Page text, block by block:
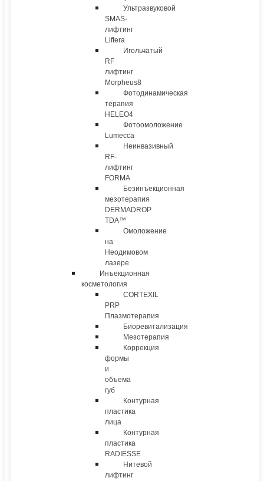
Ультразвуковой
SMAS-
лифтинг
Liftera
Игольчатый
RF
лифтинг
Morpheus8
Фотодинамическая
терапия
HELEO4
Фотоомоложение
Lumecca
Неинвазивный
RF-
лифтинг
FORMA
Безинъекционная
мезотерапия
DERMADROP
TDA™
Омоложение
на
Неодимовом
лазере
Инъекционная
косметология
CORTEXIL
PRP
Плазмотерапия
Биоревитализация
Мезотерапия
Коррекция
формы
и
объема
губ
Контурная
пластика
лица
Контурная
пластика
RADIESSE
Нитевой
лифтинг